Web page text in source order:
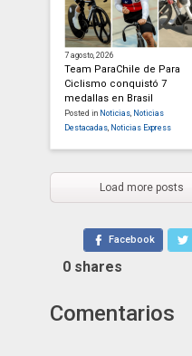
7 agosto, 2026
Team ParaChile de Para
Ciclismo conquistó 7
medallas en Brasil
Posted in Noticias Noticias
Destacadas Noticias Express
Load more posts
Facebook
0 shares
Comentarios